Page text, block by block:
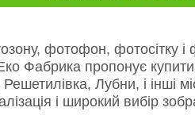
фотофон, фотосітку
Фабрика пропонує
Лубни, і інші
і широкий вибір